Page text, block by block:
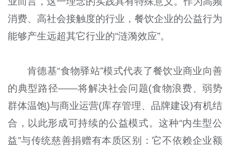
消费、高社会接触度的行业，餐饮企业的公益行为
能够产生远超其它行业的“涟漪效应”。
肯德基“食物驿站”模式代表了餐饮业商业向善
的典型路径——将解决社会问题(食物浪费、弱势
群体温饱)与商业运营(库存管理、品牌建设)有机结
合，以此形成可持续的公益模式。这种“内生型公
益”与传统慈善捐赠有本质区别：它不依赖企业额